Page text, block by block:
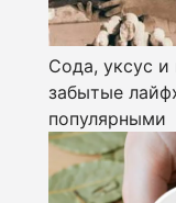
Сода, уксус и
забытые
популярными